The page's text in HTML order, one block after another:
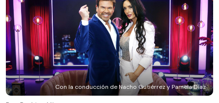
Con la conducción de Nacho Gutiérrez y Pamela Díaz